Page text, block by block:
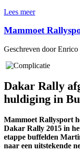
Lees meer
Mammoet
Geschreven door Enrico
Dakar Rally
huldiging in
Mammoet Rallysport
Dakar Rally 2015 in
etappe buffelden
naar een uitstekende